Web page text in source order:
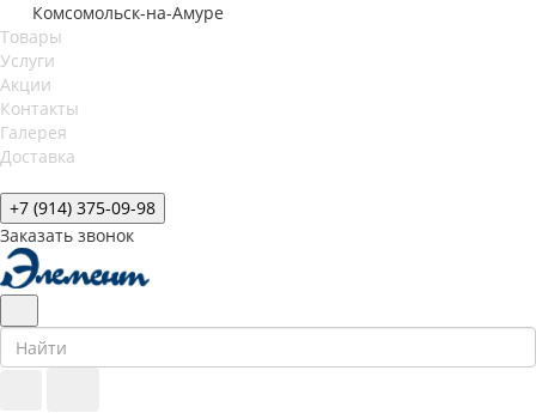
Комсомольск-на-Амуре
Товары
Услуги
Акции
Контакты
Галерея
Доставка
+7 (914) 375-09-98
Заказать звонок